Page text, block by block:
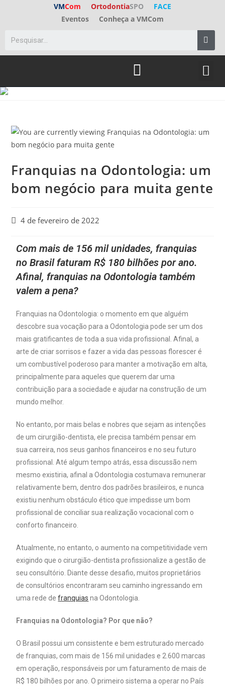
VMCom OrtodontiaSPO
FACE
Eventos
Conheça a VMCom
Franquias na Odontologia: um
bom negócio para muita gente
4 de fevereiro de 2022
Com mais de 156 mil unidades, franquias
no Brasil faturam R$ 180 bilhões por ano.
Afinal, franquias na Odontologia também
valem a pena?
Franquias na Odontologia: o momento em que alguém
descobre sua vocação para a Odontologia pode ser um dos
mais gratificantes de toda a sua vida profissional. Afinal, a
arte de criar sorrisos e fazer a vida das pessoas florescer é
um combustível poderoso para manter a motivação em alta,
principalmente para aqueles que querem dar uma
contribuição para a sociedade e ajudar na construção de um
mundo melhor.
No entanto, por mais belas e nobres que sejam as intenções
de um cirurgião-dentista, ele precisa também pensar em
sua carreira, nos seus ganhos financeiros e no seu futuro
profissional. Até algum tempo atrás, essa discussão nem
mesmo existiria, afinal a Odontologia costumava remunerar
relativamente bem, dentro dos padrões brasileiros, e nunca
existiu nenhum obstáculo ético que impedisse um bom
profissional de conciliar sua realização vocacional com o
conforto financeiro.
Atualmente, no entanto, o aumento na competitividade vem
exigindo que o cirurgião-dentista profissionalize a gestão de
seu consultório. Diante desse desafio, muitos proprietários
de consultórios encontraram seu caminho ingressando em
uma rede defranquias na Odontologia.
Franquias na Odontologia? Por que não?
O Brasil possui um consistente e bem estruturado mercado
de franquias, com mais de 156 mil unidades e 2.600 marcas
em operação, responsáveis por um faturamento de mais de
R$ 180 bilhões por ano. O primeiro sistema a operar no País